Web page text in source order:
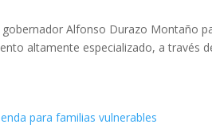
Alfonso Durazo Montaño
altamente especializado, a través